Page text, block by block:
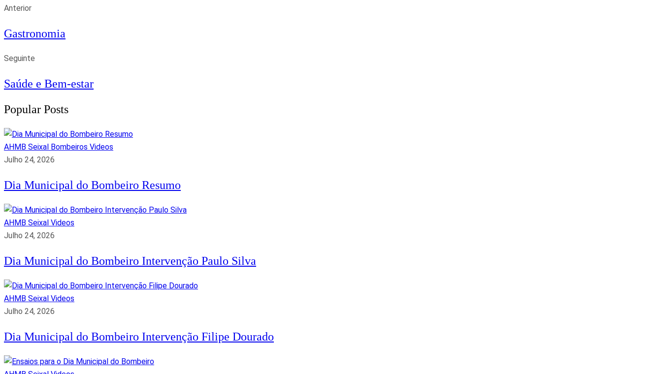
Anterior
Gastronomia
Seguinte
Saúde e Bem-estar
Popular Posts
AHMB Seixal Bombeiros Videos
Julho 24, 2026
Dia Municipal do Bombeiro Resumo
AHMB Seixal Videos
Julho 24, 2026
Dia Municipal do Bombeiro Intervenção Paulo Silva
AHMB Seixal Videos
Julho 24, 2026
Dia Municipal do Bombeiro Intervenção Filipe Dourado